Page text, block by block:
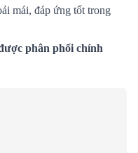
mái, đáp ứng tốt trong
phân phối chính